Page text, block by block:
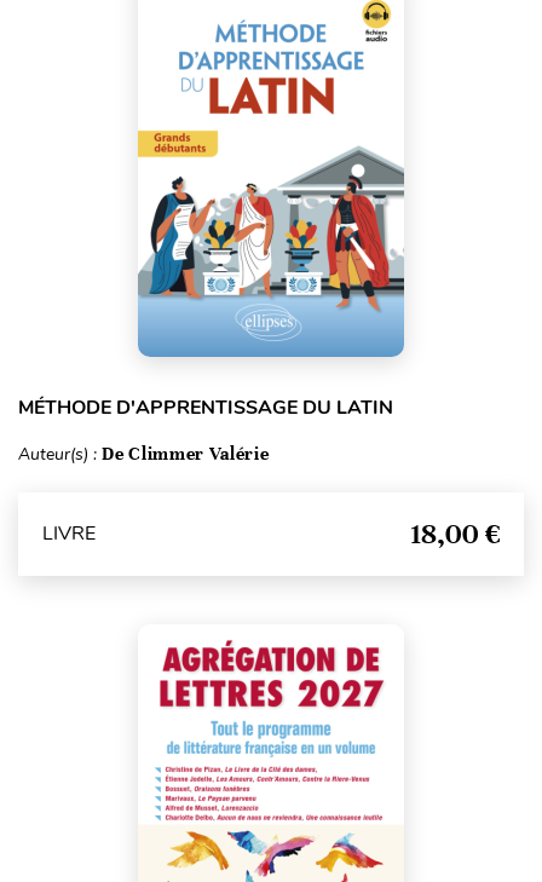
MÉTHODE D'APPRENTISSAGE DU LATIN
Auteur(s) : De Climmer Valérie
LIVRE 18,00 €